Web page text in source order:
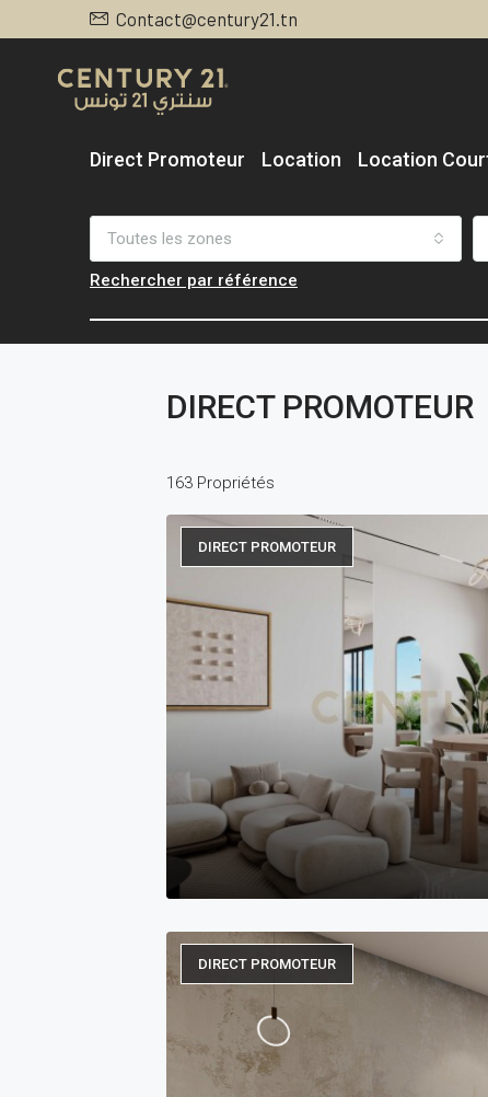
Contact@century21.tn
Direct Promoteur Location Location
Toutes les zones
Rechercher par référence
DIRECT PROMOTEUR
163 Propriétés
DIRECT PROMOTEUR
DIRECT PROMOTEUR